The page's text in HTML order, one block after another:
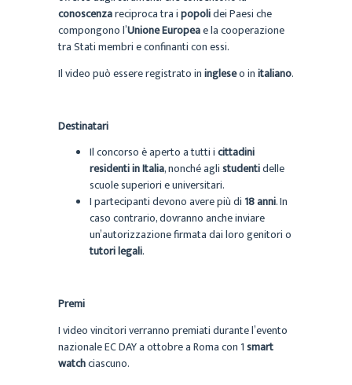
conoscenzareciproca tra ipopolidei Paesi che
compongono l’Unione Europeae la cooperazione
tra Stati membri e confinanti con essi.
Il video può essere registrato iningleseo initaliano.
Destinatari
Il concorso è aperto a tutti icittadini
residenti in Italia, nonché aglistudentidelle
scuole superiori e universitari.
I partecipanti devono avere più di 18 anni. In
caso contrario, dovranno anche inviare
un’autorizzazione firmata dai loro genitori o
tutori legali.
Premi
I video vincitori verranno premiati durante l’evento
nazionale EC DAY a ottobre a Roma con 1smart
watchciascuno.